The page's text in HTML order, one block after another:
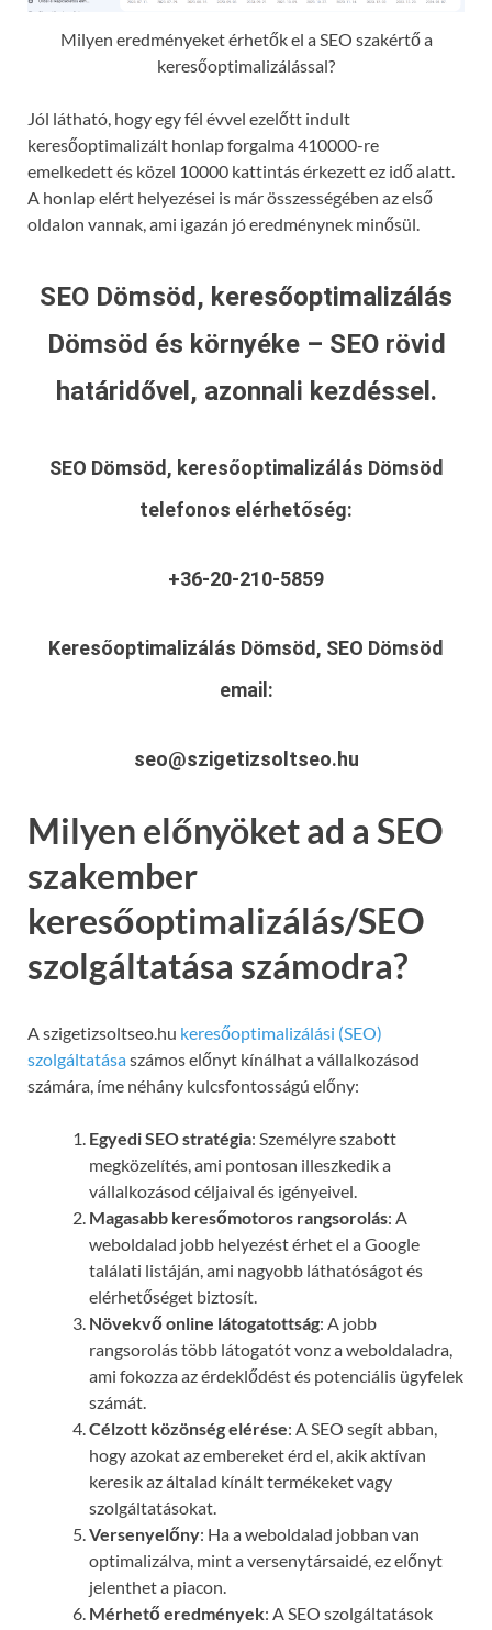
Milyen eredményeket érhetők el a SEO szakértő a
keresőoptimalizálással?
Jól látható, hogy egy fél évvel ezelőtt indult
keresőoptimalizált honlap forgalma 410000-re
emelkedett és közel 10000 kattintás érkezett ez idő alatt.
A honlap elért helyezései is már összességében az első
oldalon vannak, ami igazán jó eredménynek minősül.
SEO Dömsöd, keresőoptimalizálás
Dömsöd és környéke – SEO rövid
határidővel, azonnali kezdéssel.
SEO Dömsöd, keresőoptimalizálás Dömsöd
telefonos elérhetőség:
+36-20-210-5859
Keresőoptimalizálás Dömsöd, SEO Dömsöd
email:
seo@szigetizsoltseo.hu
Milyen előnyöket ad a SEO
szakember
keresőoptimalizálás/SEO
szolgáltatása számodra?
A szigetizsoltseo.hu keresőoptimalizálási (SEO)
szolgáltatásaszámos előnyt kínálhat a vállalkozásod
számára, íme néhány kulcsfontosságú előny:
Egyedi SEO stratégia: Személyre szabott
megközelítés, ami pontosan illeszkedik a
vállalkozásod céljaival és igényeivel.
Magasabb keresőmotoros rangsorolás: A
weboldalad jobb helyezést érhet el a Google
találati listáján, ami nagyobb láthatóságot és
elérhetőséget biztosít.
Növekvő online látogatottság: A jobb
rangsorolás több látogatót vonz a weboldaladra,
ami fokozza az érdeklődést és potenciális ügyfelek
számát.
Célzott közönség elérése: A SEO segít abban,
hogy azokat az embereket érd el, akik aktívan
keresik az általad kínált termékeket vagy
szolgáltatásokat.
Versenyelőny: Ha a weboldalad jobban van
optimalizálva, mint a versenytársaidé, ez előnyt
jelenthet a piacon.
Mérhető eredmények: A SEO szolgáltatások